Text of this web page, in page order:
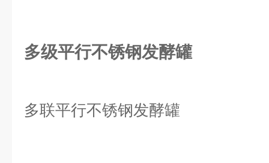
多级平行不锈钢发酵罐
多联平行不锈钢发酵罐